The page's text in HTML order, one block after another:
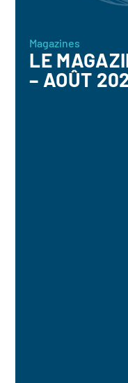
Magazines
LE
– AOÛT